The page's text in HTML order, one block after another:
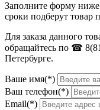
Заполните форму
сроки подберут товар
Для заказа данного
обращайтесь по ☎
Петербурге.
Ваше имя(*)
Ваш телефон(*)
Email(*)